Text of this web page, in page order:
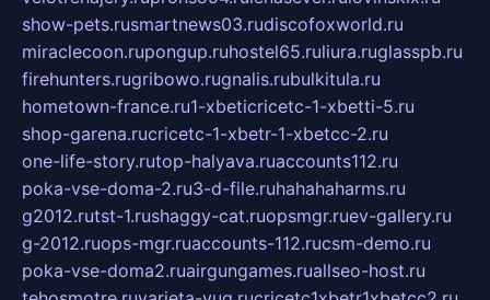
show-pets.rusmartnews03.rudiscofoxworld.ru
miraclecoon.rupongup.ruhostel65.ruliura.ruglasspb.ru
firehunters.rugribowo.rugnalis.rubulkitula.ru
hometown-france.ru1-xbeticricetc-1-xbetti-5.ru
shop-garena.rucricetc-1-xbetr-1-xbetcc-2.ru
one-life-story.rutop-halyava.ruaccounts112.ru
poka-vse-doma-2.ru3-d-file.ruhahahaharms.ru
g2012.rutst-1.rushaggy-cat.ruopsmgr.ruev-gallery.ru
g-2012.ruops-mgr.ruaccounts-112.rucsm-demo.ru
poka-vse-doma2.ruairgungames.ruallseo-host.ru